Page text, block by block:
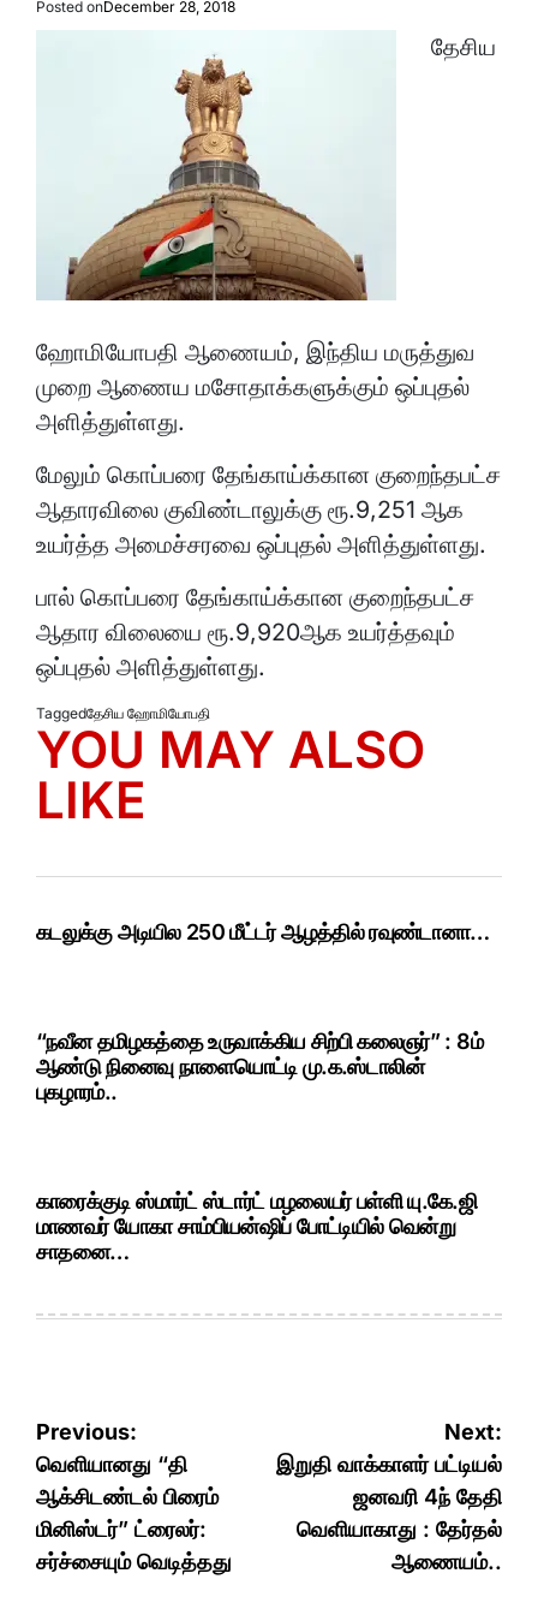
Posted onDecember 28, 2018
தேசிய
ஹோமியோபதி ஆணையம், இந்திய மருத்துவ
முறை ஆணைய மசோதாக்களுக்கும் ஒப்புதல்
அளித்துள்ளது.
மேலும் கொப்பரை தேங்காய்க்கான குறைந்தபட்ச
ஆதாரவிலை குவிண்டாலுக்கு ரூ.9,251 ஆக
உயர்த்த அமைச்சரவை ஒப்புதல் அளித்துள்ளது.
பால் கொப்பரை தேங்காய்க்கான குறைந்தபட்ச
ஆதார விலையை ரூ.9,920ஆக உயர்த்தவும்
ஒப்புதல் அளித்துள்ளது.
Taggedதேசிய ஹோமியோபதி
YOU MAY ALSO
LIKE
கடலுக்கு அடியில 250 மீட்டர் ஆழத்தில் ரவுண்டானா…
“நவீன தமிழகத்தை உருவாக்கிய சிற்பி கலைஞர்” : 8ம்
ஆண்டு நினைவு நாளையொட்டி மு.க.ஸ்டாலின்
புகழாரம்..
காரைக்குடி ஸ்மார்ட் ஸ்டார்ட் மழலையர் பள்ளி யு.கே.ஜி
மாணவர் யோகா சாம்பியன்ஷிப் போட்டியில் வென்று
சாதனை…
Post
navigation
Previous:
வெளியானது “தி
ஆக்சிடண்டல் பிரைம்
மினிஸ்டர்” ட்ரைலர்:
சர்ச்சையும் வெடித்தது
Next:
இறுதி வாக்காளர் பட்டியல்
ஜனவரி 4ந் தேதி
வெளியாகாது : தேர்தல்
ஆணையம்..